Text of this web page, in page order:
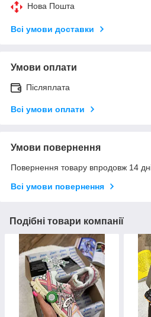
Нова Пошта
Всі умови доставки
Умови оплати
Післяплата
Всі умови оплати
Умови повернення
Повернення товару впродовж 14
Всі умови повернення
Подібні товари компанії